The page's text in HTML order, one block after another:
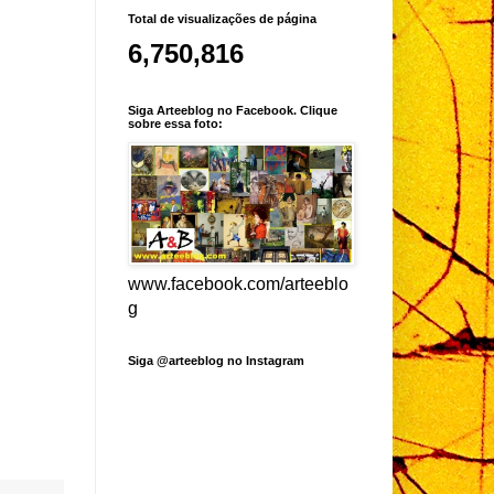
Total de visualizações de página
6,750,816
Siga Arteeblog no Facebook. Clique
sobre essa foto:
www.facebook.com/arteeblo
g
Siga @arteeblog no Instagram